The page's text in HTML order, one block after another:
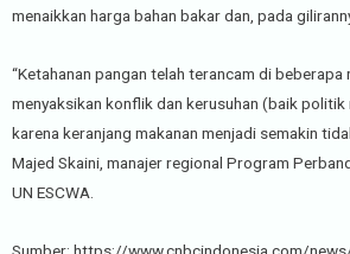
menaikkan harga bahan bakar dan, pada
“Ketahanan pangan telah terancam di beberapa
menyaksikan konflik dan kerusuhan (baik politik
karena keranjang makanan menjadi semakin
Majed Skaini, manajer regional Program
UN ESCWA.
Sumber: https://www.cnbcindonesia.com/